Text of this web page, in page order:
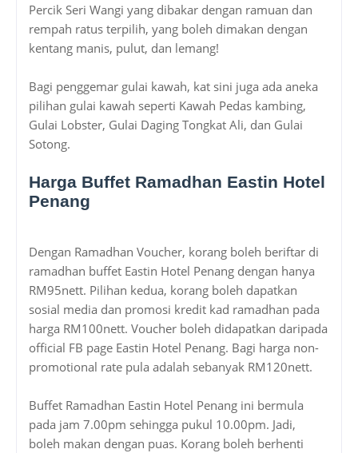
Percik Seri Wangi yang dibakar dengan ramuan dan
rempah ratus terpilih, yang boleh dimakan dengan
kentang manis, pulut, dan lemang!
Bagi penggemar gulai kawah, kat sini juga ada aneka
pilihan gulai kawah seperti Kawah Pedas kambing,
Gulai Lobster, Gulai Daging Tongkat Ali, dan Gulai
Sotong.
Harga Buffet Ramadhan Eastin Hotel
Penang
Dengan Ramadhan Voucher, korang boleh beriftar di
ramadhan buffet Eastin Hotel Penang dengan hanya
RM95nett. Pilihan kedua, korang boleh dapatkan
sosial media dan promosi kredit kad ramadhan pada
harga RM100nett. Voucher boleh didapatkan daripada
official FB page Eastin Hotel Penang. Bagi harga non-
promotional rate pula adalah sebanyak RM120nett.
Buffet Ramadhan Eastin Hotel Penang ini bermula
pada jam 7.00pm sehingga pukul 10.00pm. Jadi,
boleh makan dengan puas. Korang boleh berhenti